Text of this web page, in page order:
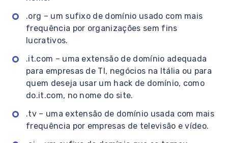
.org – um sufixo de domínio usado com mais
frequência por organizações sem fins
lucrativos.
.it.com – uma extensão de domínio adequada
para empresas de TI, negócios na Itália ou para
quem deseja usar um hack de domínio, como
do.it.com, no nome do site.
.tv – uma extensão de domínio usada com mais
frequência por empresas de televisão e vídeo.